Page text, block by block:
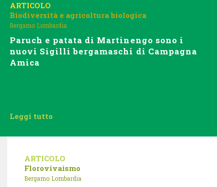
ARTICOLO
Biodiversità e agricoltura biologica
Bergamo Lombardia
Paruch e patata di Martinengo sono i
nuovi Sigilli bergamaschi di Campagna
Amica
Leggi tutto
ARTICOLO
Florovivaismo
Bergamo Lombardia